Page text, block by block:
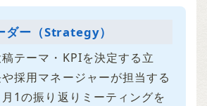
ー（Strategy）
テーマ・KPIを決定する立
採用マネージャーが担当する
1の振り返りミーティングを